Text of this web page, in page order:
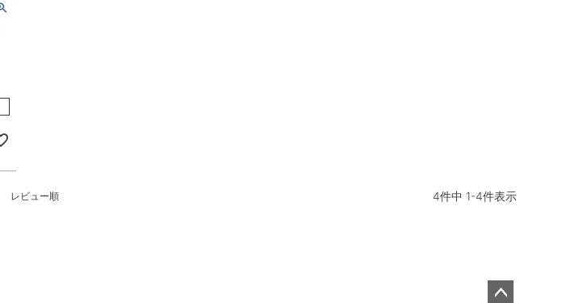
レビュー順 4件中 1-4件表示